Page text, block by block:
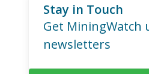
Stay in Touch
Get MiningWatch
newsletters